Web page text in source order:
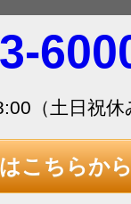
（土日祝休
こちらか